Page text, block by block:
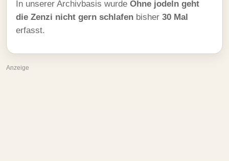
In unserer Archivbasis wurde Ohne jodeln geht
die Zenzi nicht gern schlafen bisher 30 Mal
erfasst.
Anzeige